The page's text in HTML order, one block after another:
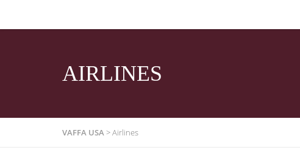
AIRLINES
VAFFA USA>Airlines